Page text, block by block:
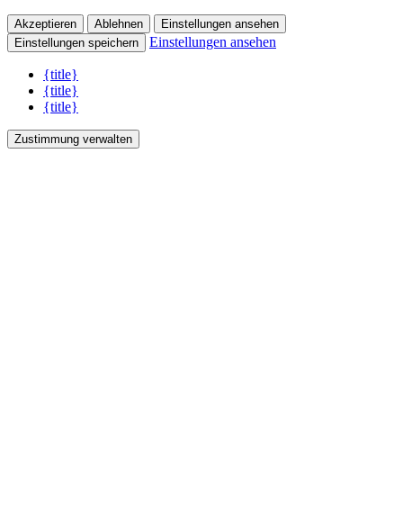
Akzeptieren Ablehnen
Einstellungen ansehen
Einstellungen speichern
Einstellungen ansehen
{title}
{title}
{title}
Zustimmung verwalten